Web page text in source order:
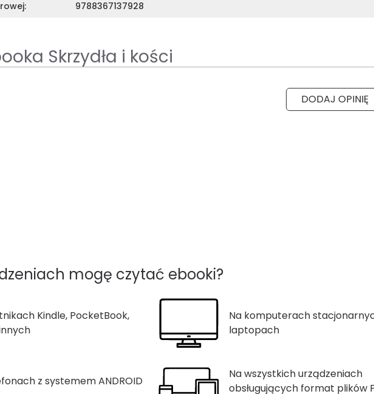
9788367137928
Skrzydła i kości
DODAJ OPINIĘ
mogę czytać ebooki?
Kindle, PocketBook,
Na komputerach
laptopach
z systemem ANDROID
Na wszystkich urządzeniach
obsługujących format plików